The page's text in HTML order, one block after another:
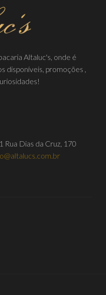
Altaluc's, onde é
disponíveis, promoções ,
Rua Dias da Cruz, 170